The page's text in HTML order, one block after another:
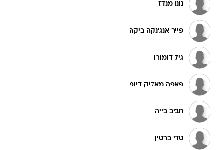
נונו מנדז
פייר אנג'נקה ביקה
גיל דומורו
פאפה מאליק דיופ
חביב בייה
טדי ברטין